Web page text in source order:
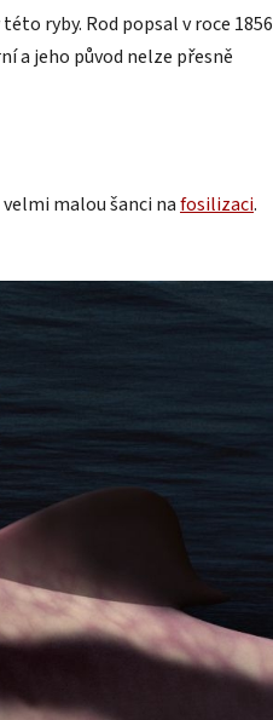
ryby. Rod popsal v roce 1856
a jeho původ nelze přesně
malou šanci nafosilizaci.